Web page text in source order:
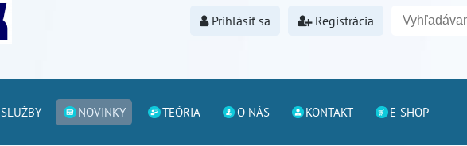
Prihlásiť sa Registrácia
SLUŽBY NOVINKY TEÓRIA O NÁS KONTAKT E-SHOP